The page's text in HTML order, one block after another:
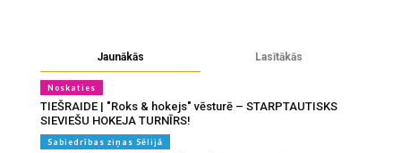
Jaunākās Lasītākās
Noskaties
TIEŠRAIDE | "Roks & hokejs" vēsturē – STARPTAUTISKS
SIEVIEŠU HOKEJA TURNĪRS!
Sabiedrības ziņas Sēlijā